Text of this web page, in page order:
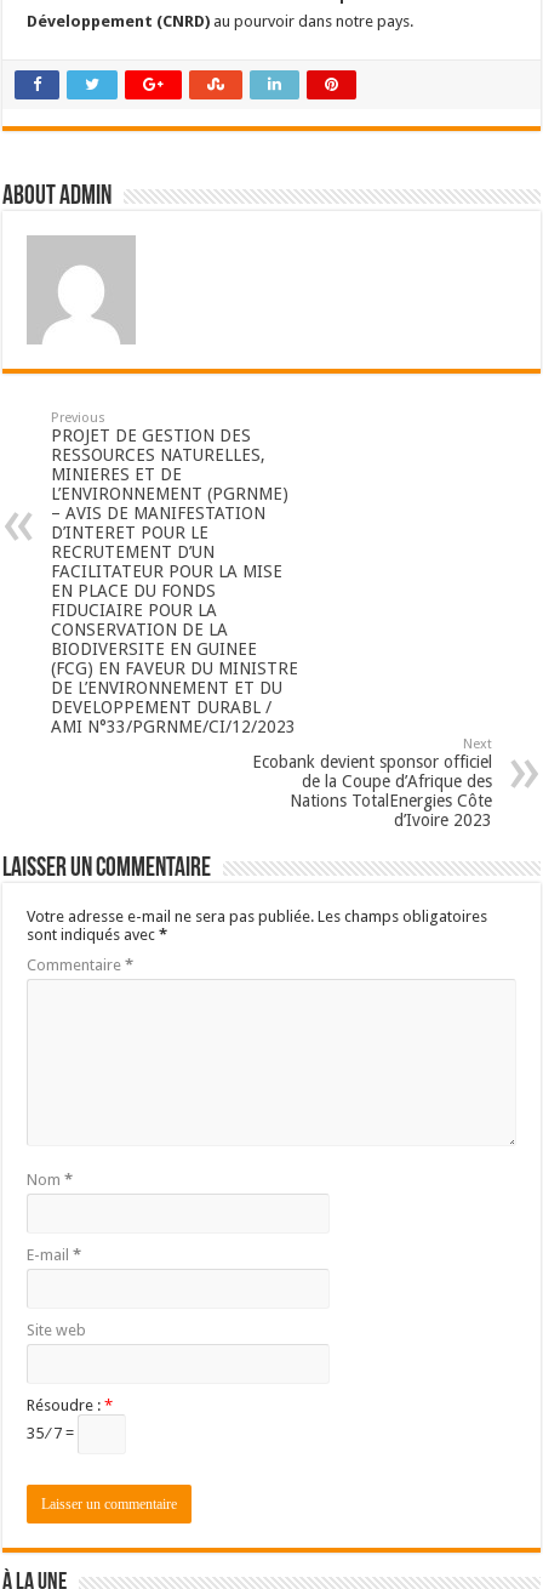
Développement (CNRD) au pourvoir dans notre pays.
About admin
Previous
PROJET DE GESTION DES
RESSOURCES NATURELLES,
MINIERES ET DE
L’ENVIRONNEMENT (PGRNME)
– AVIS DE MANIFESTATION
D’INTERET POUR LE
RECRUTEMENT D’UN
FACILITATEUR POUR LA MISE
EN PLACE DU FONDS
FIDUCIAIRE POUR LA
CONSERVATION DE LA
BIODIVERSITE EN GUINEE
(FCG) EN FAVEUR DU MINISTRE
DE L’ENVIRONNEMENT ET DU
DEVELOPPEMENT DURABL /
AMI N°33/PGRNME/CI/12/2023
Next
Ecobank devient sponsor officiel
de la Coupe d’Afrique des
Nations TotalEnergies Côte
d’Ivoire 2023
Laisser un commentaire
Votre adresse e-mail ne sera pas publiée. Les champs obligatoires
sont indiqués avec*
Commentaire*
Nom*
E-mail*
Site web
Résoudre :*
35 ⁄ 7 =
À LA UNE